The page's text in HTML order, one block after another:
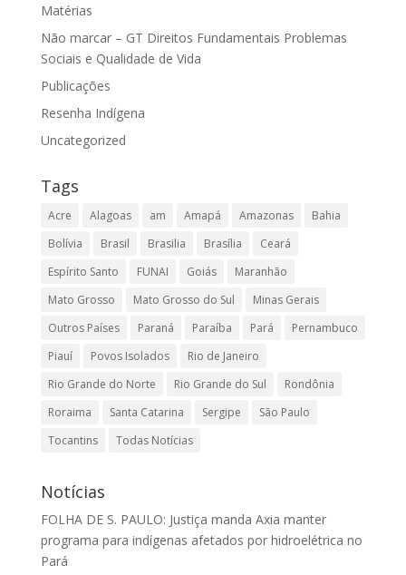
Matérias
Não marcar – GT Direitos Fundamentais Problemas
Sociais e Qualidade de Vida
Publicações
Resenha Indígena
Uncategorized
Tags
Acre Alagoas am Amapá Amazonas
Bahia
Bolívia
Brasil Brasilia Brasília
Ceará
Espírito Santo
FUNAI Goiás
Maranhão
Mato Grosso
Mato Grosso do Sul
Minas Gerais
Outros Países
Paraná Paraíba Pará
Pernambuco
Piauí
Povos Isolados
Rio de Janeiro
Rio Grande do Norte
Rio Grande do Sul
Rondônia
Roraima
Santa Catarina Sergipe
São Paulo
Tocantins
Todas Notícias
Notícias
FOLHA DE S. PAULO: Justiça manda Axia manter
programa para indígenas afetados por hidroelétrica no
Pará